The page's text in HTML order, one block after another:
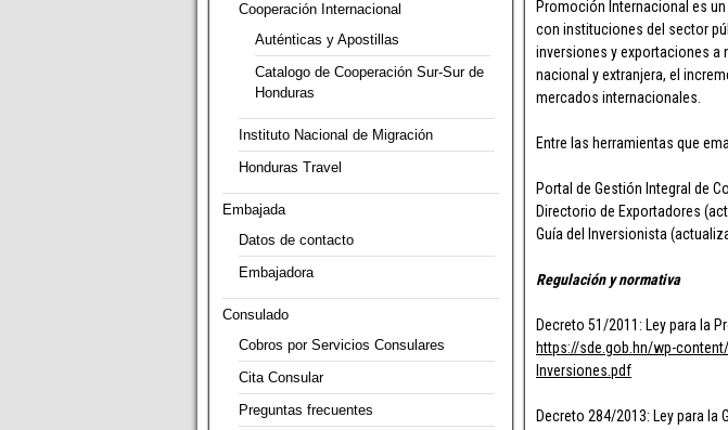
Promoción Internacional es
con instituciones del sector
inversiones y exportaciones a
nacional y extranjera, el
mercados internacionales.
Entre las herramientas que
Portal de Gestión Integral de
Directorio de Exportadores
Guía del Inversionista
Regulación y normativa
Decreto 51/2011: Ley para la
https://sde.gob.hn/wp-
Inversiones.pdf
Decreto 284/2013: Ley para la
Cooperación Internacional
Auténticas y Apostillas
Catalogo de Cooperación Sur-Sur de
Honduras
Instituto Nacional de Migración
Honduras Travel
Embajada
Datos de contacto
Embajadora
Consulado
Cobros por Servicios Consulares
Cita Consular
Preguntas frecuentes